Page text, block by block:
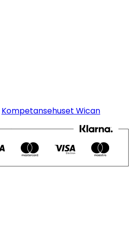
Kompetansehuset Wican